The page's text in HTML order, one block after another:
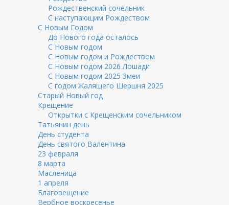
Рождественский сочельник
С наступающим Рождеством
С Новым Годом
До Нового года осталось
С Новым годом
С Новым годом и Рождеством
С Новым годом 2026 Лошади
С Новым годом 2025 Змеи
С годом Жалящего Шершня 2025
Старый Новый год
Крещение
Открытки с Крещенским сочельником
Татьянин день
День студента
День святого Валентина
23 февраля
8 марта
Масленица
1 апреля
Благовещение
Вербное воскресенье